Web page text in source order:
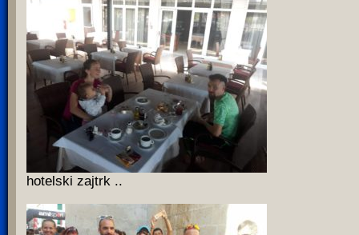
hotelski zajtrk ..